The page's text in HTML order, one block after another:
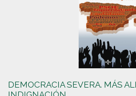
DEMOCRACIA SEVERA. MÁS